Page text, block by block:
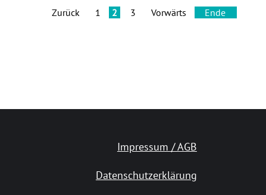
Zurück 1 2 3 Vorwärts Ende
Impressum / AGB
Datenschutzerklärung